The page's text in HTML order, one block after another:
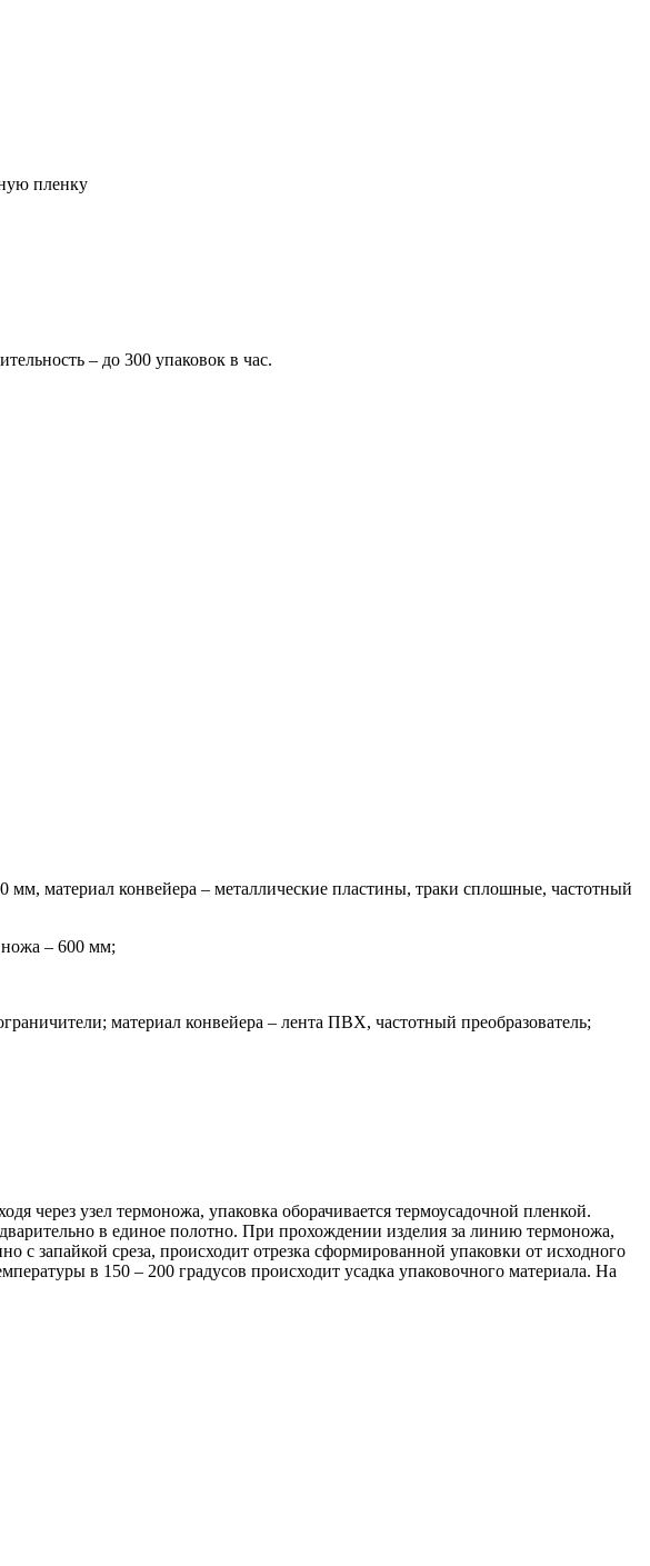
пленку
– до 300 упаковок в час.
материал конвейера – металлические пластины, траки сплошные, частотный
– 600 мм;
материал конвейера – лента ПВХ, частотный преобразователь;
через узел термоножа, упаковка оборачивается термоусадочной пленкой.
в единое полотно. При прохождении изделия за линию термоножа,
с запайкой среза, происходит отрезка сформированной упаковки от исходного
в 150 – 200 градусов происходит усадка упаковочного материала. На